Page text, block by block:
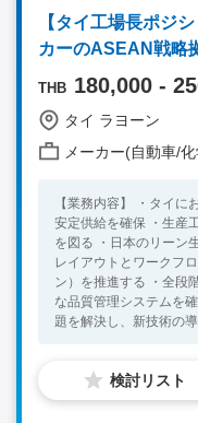
カー向け営業経験 ・英
ミュニケーション・商談） 【歓迎要件】 ・ファインブラ
グ、プレス加工、機械
応の経験 ・営業組織の
立案の経験
【タイ工場長ポジ
カーのASEAN戦略
THB 180,000 -
タイ ラヨーン
メーカー(自動車/
【業務内容】 ・タイ
安定供給を確保 ・生産
を図る ・日本のリーン
レイアウトとワークフ
ン）を推進する ・全段
な品質管理システムを
題を解決し、新技術の
と生産性を最大化する
計する ・グループ本社
仕入先）との主要な連
検討リスト